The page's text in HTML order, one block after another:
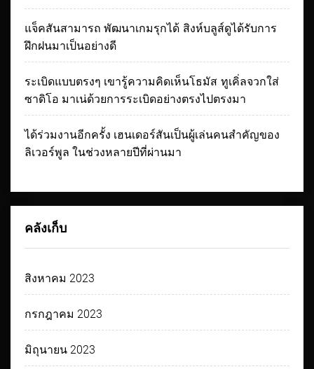
แจ็คสันสามารถ พัฒนาเกมรุกได้ สิงห์บลูส์ดูได้รับการ
ฝึกฝนมาเป็นอย่างดี
ระเบิดแบบตรงๆ เขารู้ความคิดเห็นโธมัส ทูเคิ่ลจวกใส่
ซาดิโอ มาเน่ด้วยการระเบิดอย่างตรงไปตรงมา
ได้ร่วมงานอีกครั้ง เฮนเดอร์สันเป็นผู้เล่นคนสำคัญของ
ลิเวอร์พูล ในช่วงหลายปีที่ผ่านมา
คลังเก็บ
สิงหาคม 2023
กรกฎาคม 2023
มิถุนายน 2023